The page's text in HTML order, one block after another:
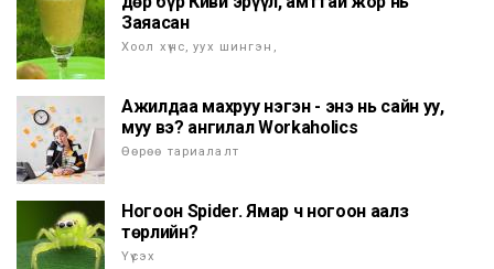
Заяасан
Хоол хүнс, уух шингэн,
Ажилдаа махруу нэгэн - энэ нь сайн уу,
муу вэ? ангилал Workaholics
Өөрөө тариалалт
Ногоон Spider. Ямар ч ногоон аалз
төрлийн?
Үүсэх